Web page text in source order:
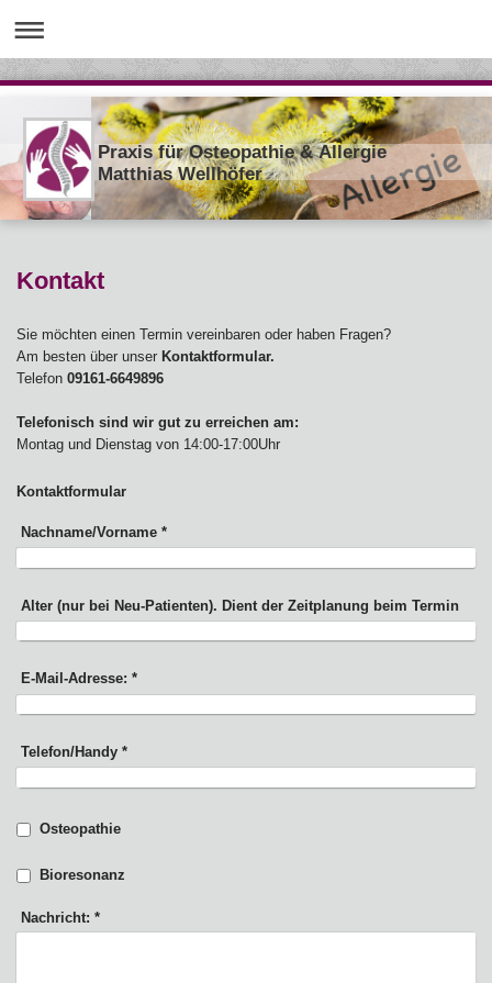
Praxis für Osteopathie & Allergie
Matthias Wellhöfer
Kontakt
Sie möchten einen Termin vereinbaren oder haben Fragen?
Am besten über unser Kontaktformular.
Telefon 09161-6649896
Telefonisch sind wir gut zu erreichen am:
Montag und Dienstag von 14:00-17:00Uhr
Kontaktformular
Nachname/Vorname *
Alter (nur bei Neu-Patienten). Dient der Zeitplanung beim Termin
E-Mail-Adresse: *
Telefon/Handy *
Osteopathie
Bioresonanz
Nachricht: *